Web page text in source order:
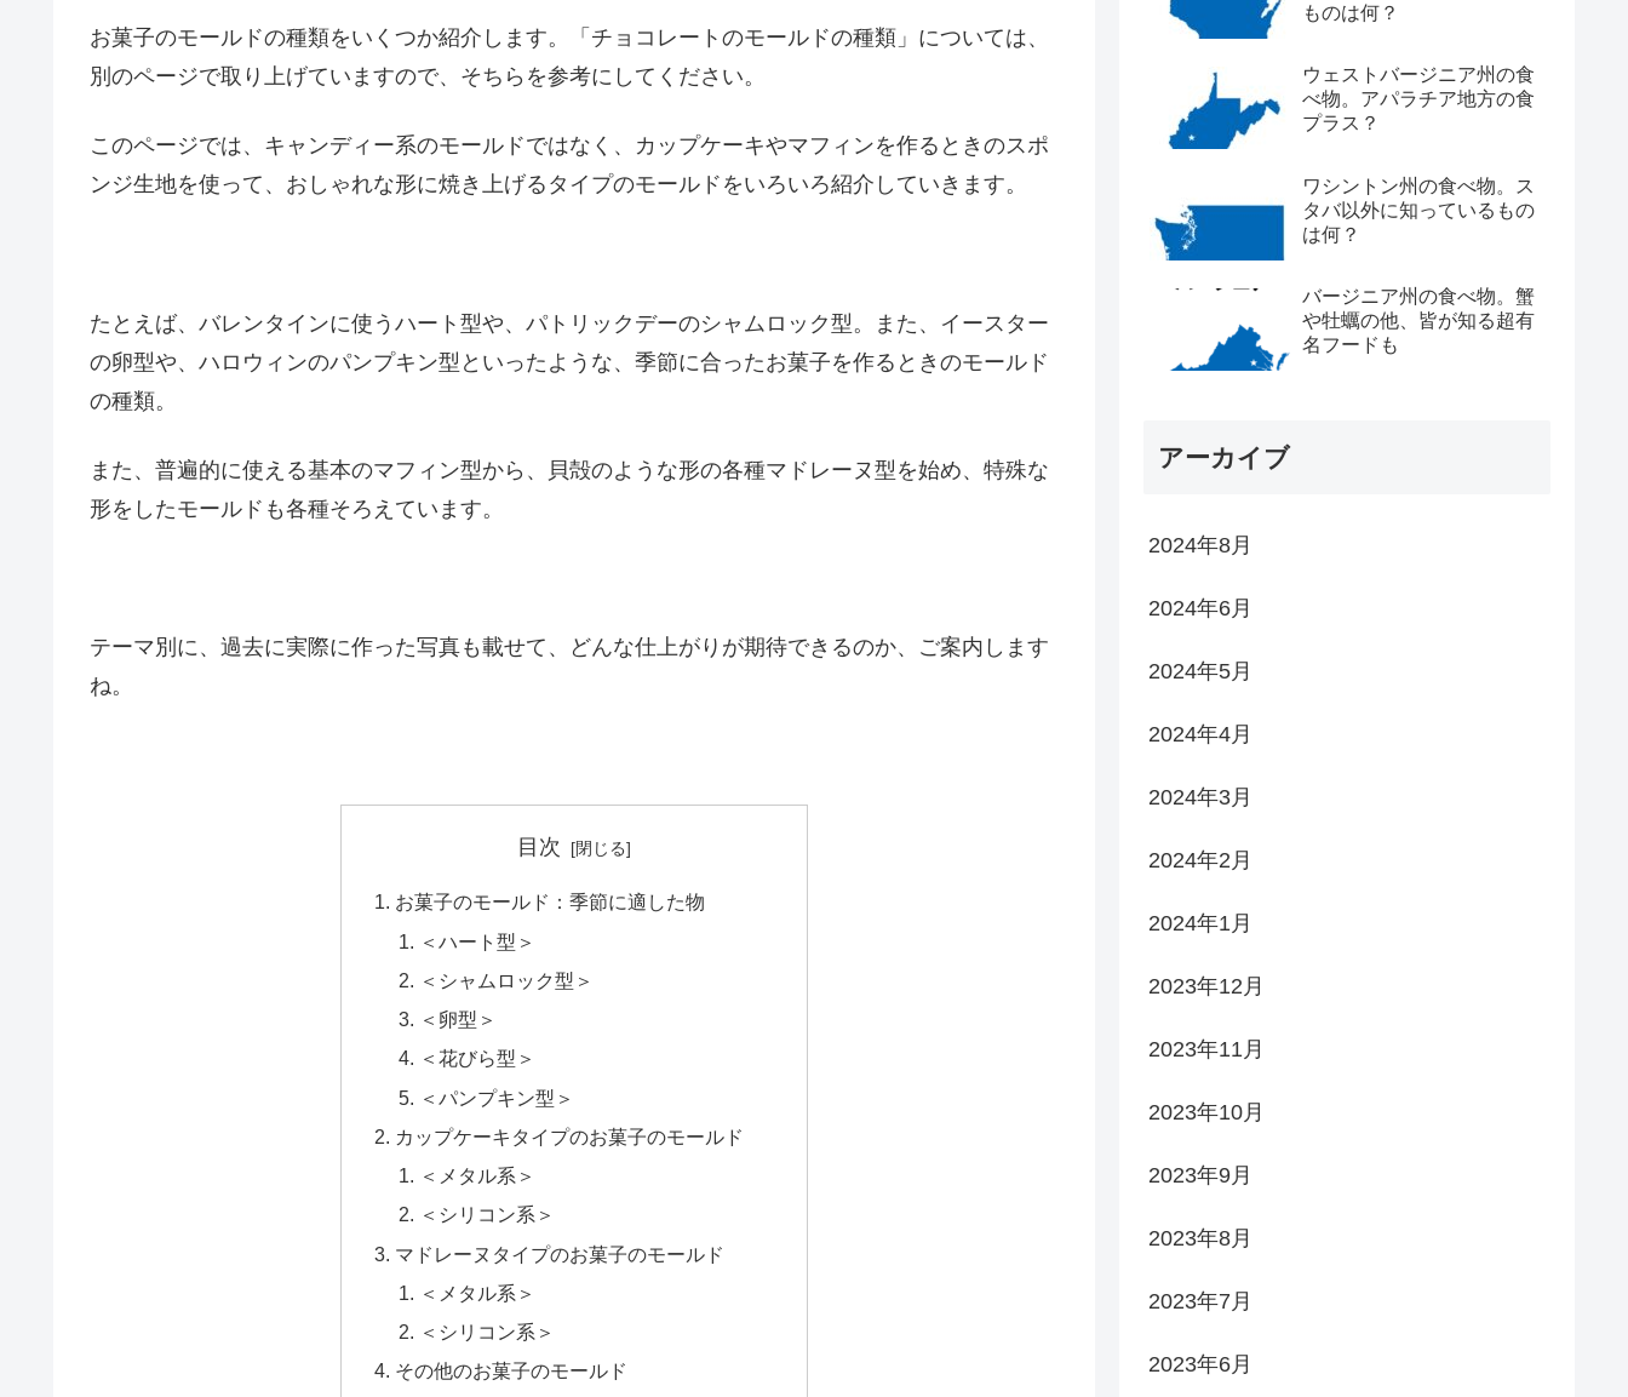
お菓子のモールドの種類をいくつか紹介します。「チョコレートのモールドの種類」については、
別のページで取り上げていますので、そちらを参考にしてください。
このページでは、キャンディー系のモールドではなく、カップケーキやマフィンを作るときのスポ
ンジ生地を使って、おしゃれな形に焼き上げるタイプのモールドをいろいろ紹介していきます。
たとえば、バレンタインに使うハート型や、パトリックデーのシャムロック型。また、イースター
の卵型や、ハロウィンのパンプキン型といったような、季節に合ったお菓子を作るときのモールド
の種類。
また、普遍的に使える基本のマフィン型から、貝殻のような形の各種マドレーヌ型を始め、特殊な
形をしたモールドも各種そろえています。
テーマ別に、過去に実際に作った写真も載せて、どんな仕上がりが期待できるのか、ご案内します
ね。
目次
お菓子のモールド：季節に適した物
＜ハート型＞
＜シャムロック型＞
＜卵型＞
＜花びら型＞
＜パンプキン型＞
カップケーキタイプのお菓子のモールド
＜メタル系＞
＜シリコン系＞
マドレーヌタイプのお菓子のモールド
＜メタル系＞
＜シリコン系＞
その他のお菓子のモールド
ものは何？
ウェストバージニア州の食
べ物。アパラチア地方の食
プラス？
ワシントン州の食べ物。ス
タバ以外に知っているもの
は何？
バージニア州の食べ物。蟹
や牡蠣の他、皆が知る超有
名フードも
アーカイブ
2024年8月
2024年6月
2024年5月
2024年4月
2024年3月
2024年2月
2024年1月
2023年12月
2023年11月
2023年10月
2023年9月
2023年8月
2023年7月
2023年6月